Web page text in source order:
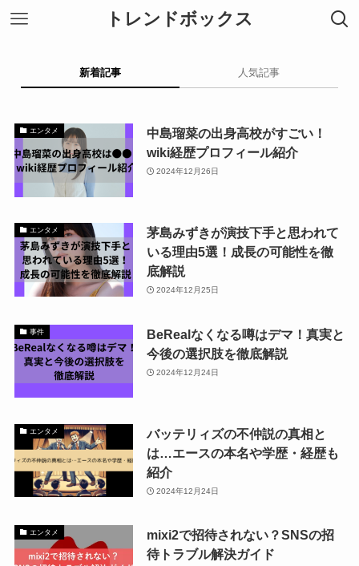
トレンドボックス
新着記事 人気記事
エンタメ
中島瑠菜の出身高校がすごい！
wiki経歴プロフィール紹介
2024年12月26日
エンタメ
茅島みずきが演技下手と思われて
いる理由5選！成長の可能性を徹
底解説
2024年12月25日
事件
BeRealなくなる噂はデマ！真実と
今後の選択肢を徹底解説
2024年12月24日
エンタメ
バッテリィズの不仲説の真相と
は…エースの本名や学歴・経歴も
紹介
2024年12月24日
エンタメ
mixi2で招待されない？SNSの招
待トラブル解決ガイド